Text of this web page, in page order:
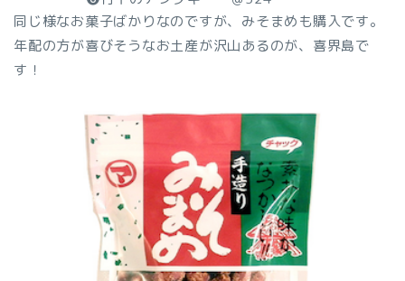
同じ様なお菓子ばかりなのですが、みそまめも購入です。
年配の方が喜びそうなお土産が沢山あるのが、喜界島で
す！